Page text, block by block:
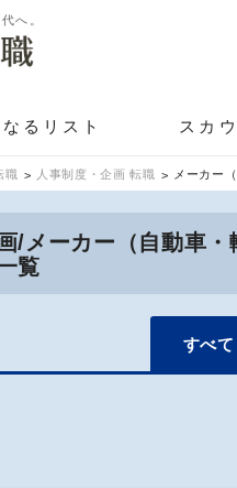
へ。
るリスト スカ
職 人事制度・企画 転職 メーカー
/メーカー（自動車
覧
すべて